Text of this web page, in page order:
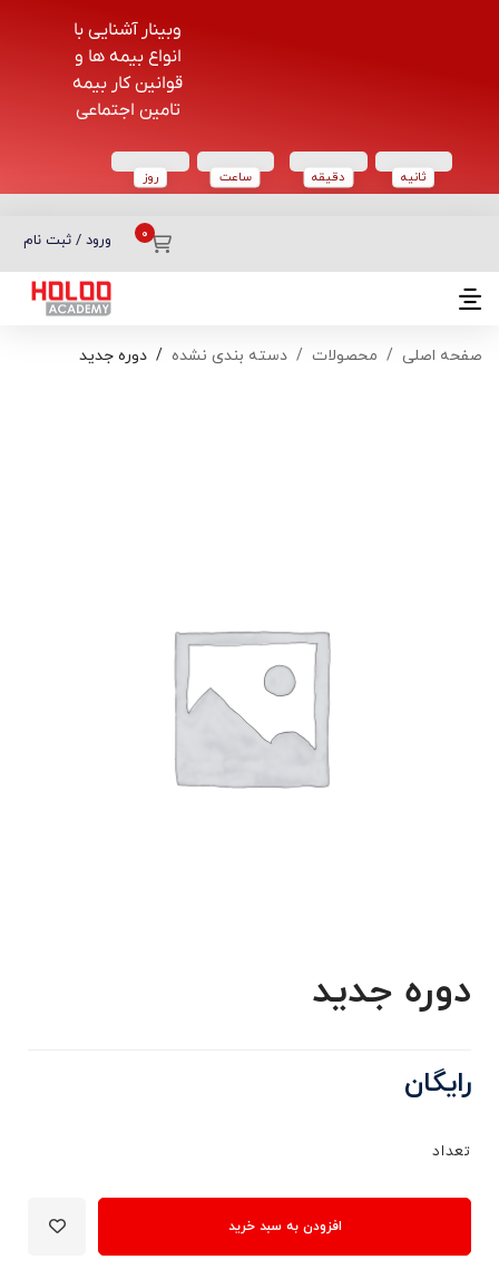
وبینار آشنایی با
انواع بیمه ها و
قوانین کار بیمه
تامین اجتماعی
روز ساعت‌ دقیقه ثانیه
ورود / ثبت نام
صفحه اصلی محصولات دسته بندی نشده دوره جدید
دوره جدید
رایگان
تعداد
افزودن به سبد خرید